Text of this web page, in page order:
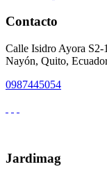
Contacto
Calle Isidro Ayora
Nayón, Quito,
0987445054
Jardimag